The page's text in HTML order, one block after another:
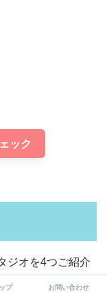
ック
ジオを4つご紹介
プ お問い合わせ